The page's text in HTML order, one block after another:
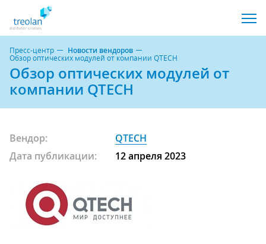
Пресс-центр Новости вендоров
Обзор оптических модулей от компании QTECH
Обзор оптических модулей от
компании QTECH
Вендор:
QTECH
Дата публикации:
12 апреля 2023